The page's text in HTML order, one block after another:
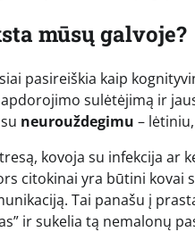
mūsų galvoje?
pasireiškia kaip
sulėtėjimą ir
neurouždegimu –
kovoja su infekcija ar
citokinai yra būtini kovai
Tai panašu į
ir sukelia tą nemalonų